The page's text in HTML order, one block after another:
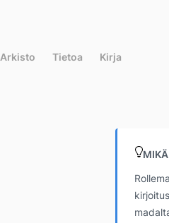
Arkisto Tietoa Kirja